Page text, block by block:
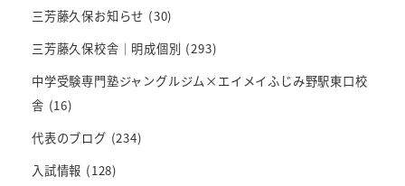
三芳藤久保お知らせ (30)
三芳藤久保校舎｜明成個別 (293)
中学受験専門塾ジャングルジム×エイメイふじみ野駅東口校
舎 (16)
代表のブログ (234)
入試情報 (128)